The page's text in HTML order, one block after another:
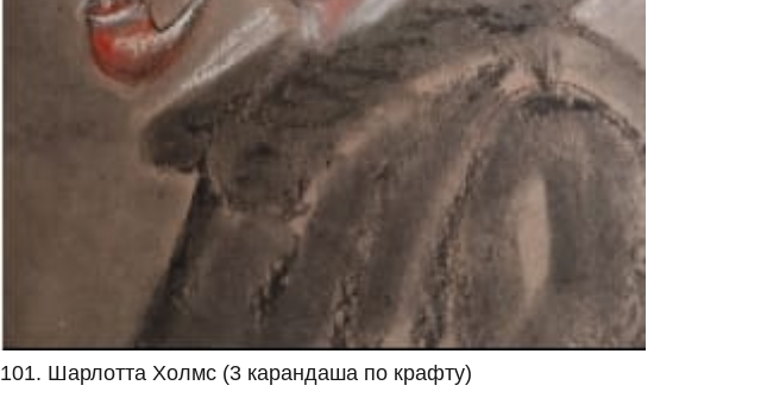
101. Шарлотта Холмс (3 карандаша по крафту)